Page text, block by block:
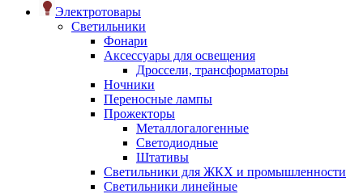
Электротовары
Светильники
Фонари
Аксессуары для освещения
Дроссели, трансформаторы
Ночники
Переносные лампы
Прожекторы
Металлогалогенные
Светодиодные
Штативы
Светильники для ЖКХ и промышленности
Светильники линейные